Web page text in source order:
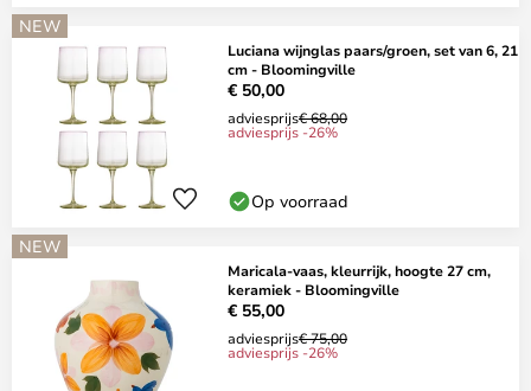
NEW
Luciana wijnglas paars/groen, set van 6, 21
cm - Bloomingville
€ 50,00
adviesprijs€ 68,00
adviesprijs -26%
Op voorraad
NEW
Maricala-vaas, kleurrijk, hoogte 27 cm,
keramiek - Bloomingville
€ 55,00
adviesprijs€ 75,00
adviesprijs -26%